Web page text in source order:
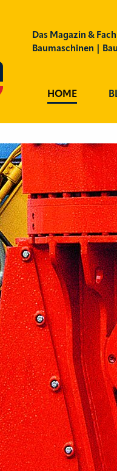
Das Magazin &
Baumaschinen |
HOME